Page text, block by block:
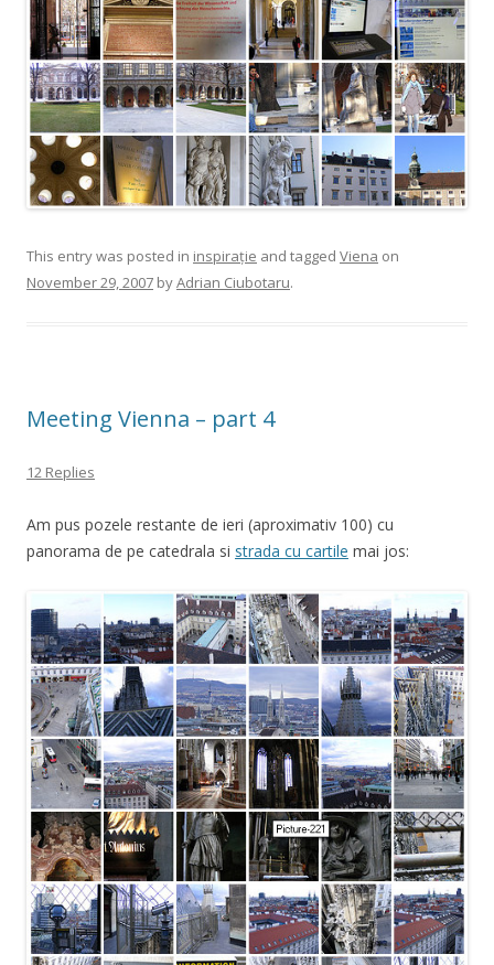
This entry was posted in inspirație and tagged Viena on
November 29, 2007 byAdrian Ciubotaru.
Meeting Vienna – part 4
12 Replies
Am pus pozele restante de ieri (aproximativ 100) cu
panorama de pe catedrala si strada cu cartile mai jos: